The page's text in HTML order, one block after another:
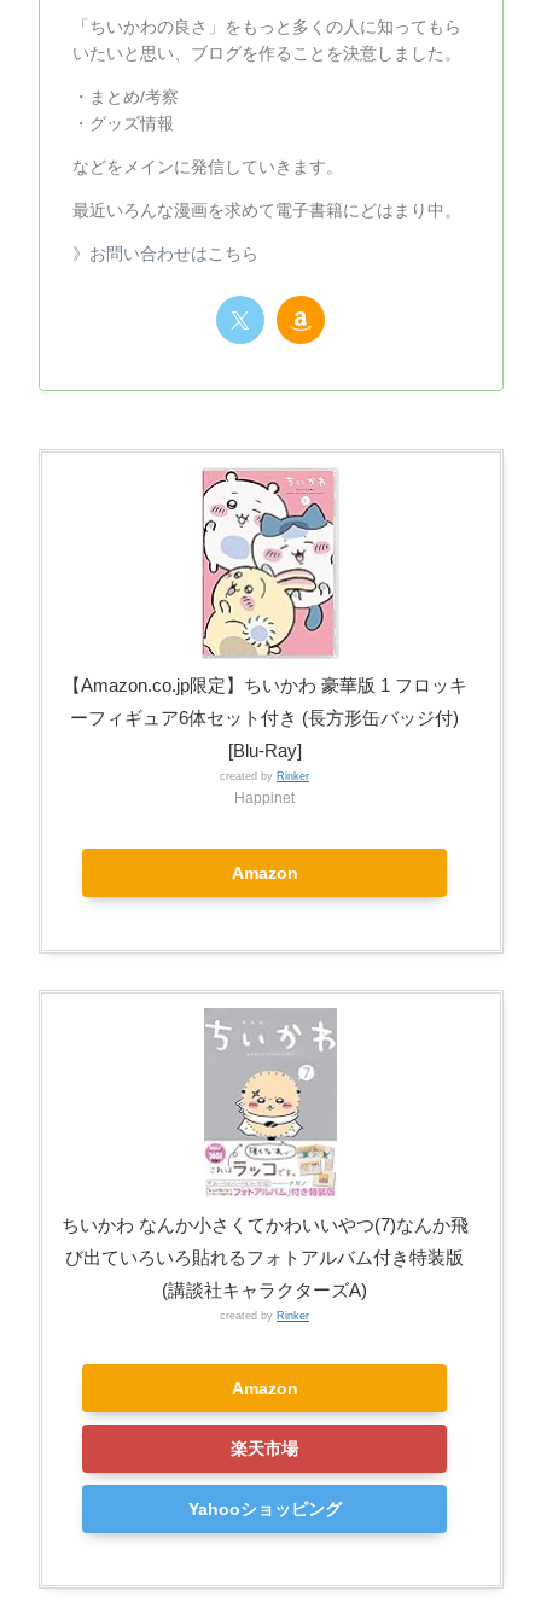
「ちいかわの良さ」をもっと多くの人に知ってもら
いたいと思い、ブログを作ることを決意しました。
・まとめ/考察
・グッズ情報
などをメインに発信していきます。
最近いろんな漫画を求めて電子書籍にどはまり中。
》お問い合わせはこちら
【Amazon.co.jp限定】ちいかわ 豪華版 1 フロッキ
ーフィギュア6体セット付き (長方形缶バッジ付)
[Blu-Ray]
created by Rinker
Happinet
Amazon
ちいかわ なんか小さくてかわいいやつ(7)なんか飛
び出ていろいろ貼れるフォトアルバム付き特装版
(講談社キャラクターズA)
created by Rinker
Amazon
楽天市場
Yahooショッピング